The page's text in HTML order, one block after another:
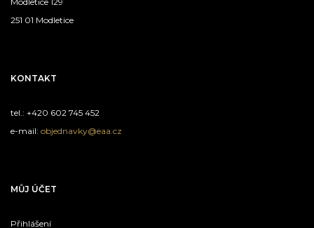
251 01 Modletice
KONTAKT
tel.: +420 602 745 452
e-mail: objednavky@eaa.cz
MŮJ ÚČET
Přihlášení